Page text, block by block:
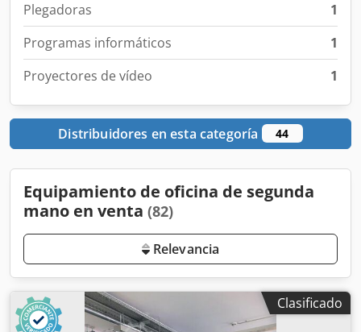
Plegadoras
1
Programas informáticos
1
Proyectores de vídeo
1
Distribuidores en esta categoría 44
Equipamiento de oficina de segunda
mano en venta (82)
Relevancia
Clasificado